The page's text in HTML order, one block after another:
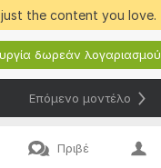
the content you love.
δωρεάν λογαριασμού
Επόμενο μοντέλο
Πριβέ